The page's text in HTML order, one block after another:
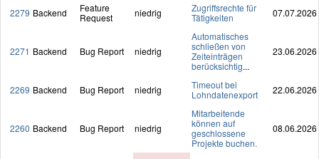
2279 Backend
Feature
Request
niedrig
Zugriffsrechte für
Tätigkeiten
07.07.2026
2271 Backend Bug Report niedrig
Automatisches
schließen von
Zeiteinträgen
berücksichtig...
23.06.2026
2269 Backend Bug Report niedrig
Timeout bei
Lohndatenexport
22.06.2026
2260 Backend Bug Report niedrig
Mitarbeitende
können auf
geschlossene
Projekte buchen.
08.06.2026